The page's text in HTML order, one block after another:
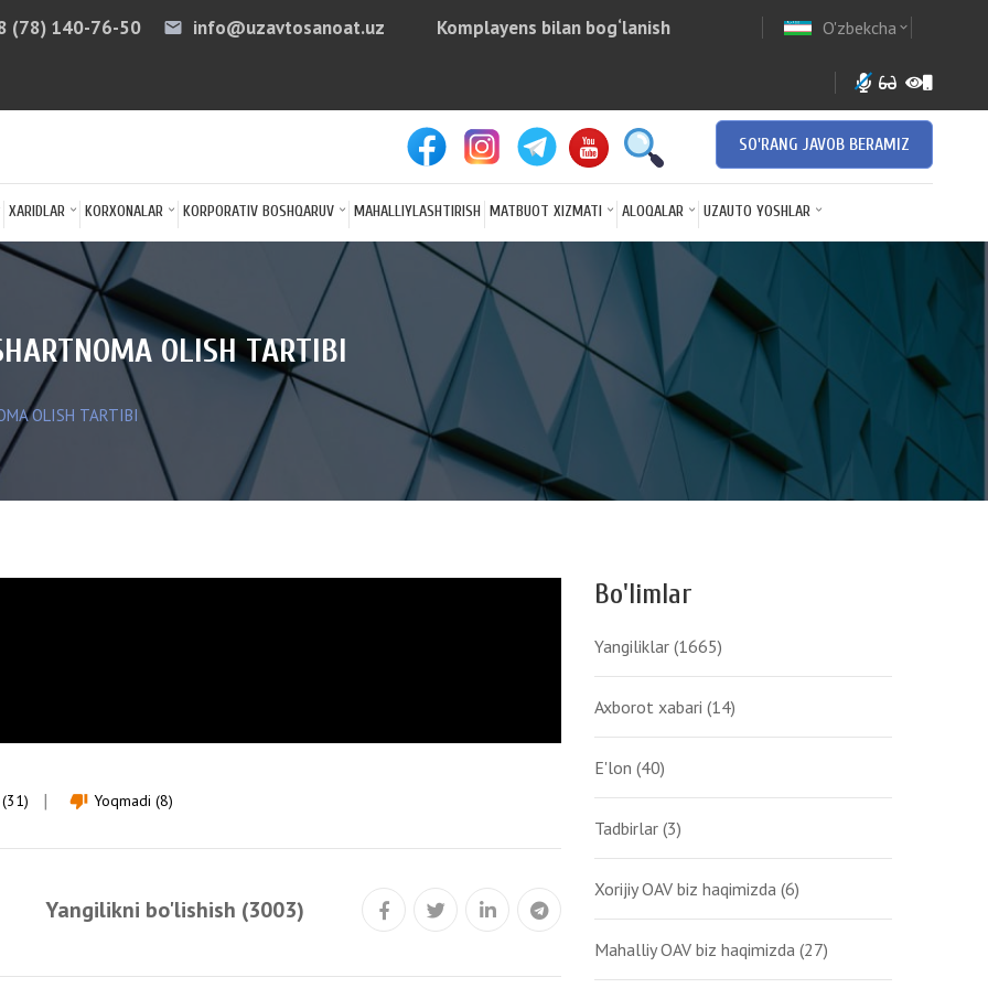
(78) 140-76-50 email info@uzavtosanoat.uz arrow
Komplayens bilan bog‘lanish O'zbekcha expand_more
SO'RANG JAVOB BERAMIZ
XARIDLAR KORXONALAR KORPORATIV BOSHQARUV MAHALLIYLASHTIRISH MATBUOT XIZMATI ALOQALAR UZAUTO YOSHLAR
OLISH TARTIBI
OLISH TARTIBI
thumb_down Yoqmadi (8)
Yangilikni bo'lishish (3003)
Bo'limlar
Yangiliklar (1665)
Axborot xabari (14)
E'lon (40)
Tadbirlar (3)
Xorijiy OAV biz haqimizda (6)
Mahalliy OAV biz haqimizda (27)